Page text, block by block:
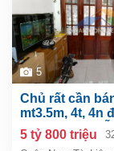
5
chủ rất cần bán. nhà 32m2,
mt3.5m, 4t, 4n
năng, phúc
liêm, gần ô tô.
5 tỷ 800 triệu